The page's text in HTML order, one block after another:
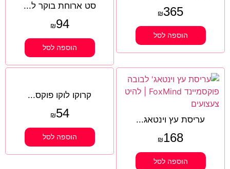
₪365
הוספה לסל
סט ארוחת בוקר ל...
₪94
הוספה לסל
עריסת עץ וינטאג...
₪168
הוספה לסל
קרוקו לוקו פוקס...
₪54
הוספה לסל